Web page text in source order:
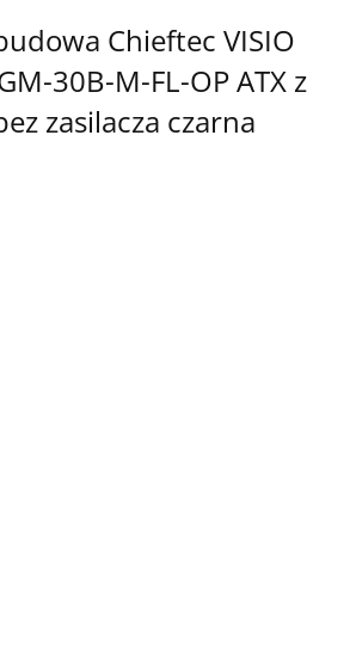
Chieftec VISIO
30B-M-FL-OP ATX z
zasilacza czarna